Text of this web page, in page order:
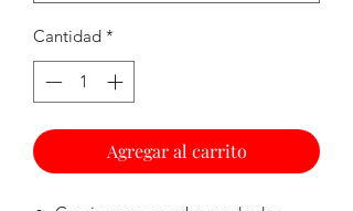
Cantidad *
Agregar al carrito